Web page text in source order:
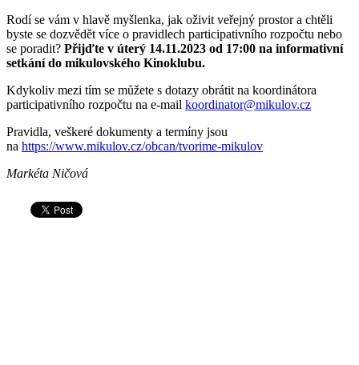
Rodí se vám v hlavě myšlenka, jak oživit veřejný prostor a chtěli
byste se dozvědět více o pravidlech participativního rozpočtu nebo
se poradit? Přijďte v úterý 14.11.2023 od 17:00 na informativní
setkání do mikulovského Kinoklubu.
Kdykoliv mezi tím se můžete s dotazy obrátit na koordinátora
participativního rozpočtu na e-mail koordinator@mikulov.cz
Pravidla, veškeré dokumenty a termíny jsou
na https://www.mikulov.cz/obcan/tvorime-mikulov
Markéta Ničová